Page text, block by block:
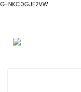
G-NKC0GJE2VW